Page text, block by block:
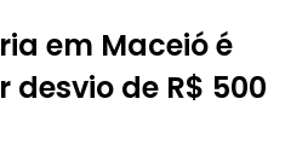
em Maceió é
de R$ 500